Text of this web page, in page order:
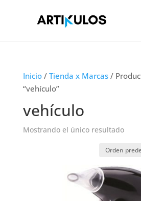
Inicio/ Tienda x Marcas/
“vehículo”
vehículo
Mostrando el único resultado